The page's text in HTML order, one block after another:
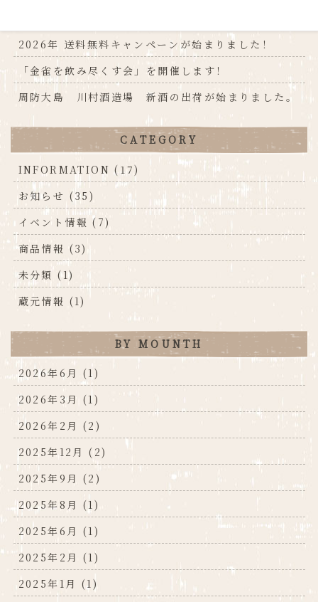
2026年 送料無料キャンペーンが始まりました！
「金雀を飲み尽くす会」を開催します！
周防大島 川村酒造場 新酒の出荷が始まりました。
CATEGORY
INFORMATION (17)
お知らせ (35)
イベント情報 (7)
商品情報 (3)
未分類 (1)
蔵元情報 (1)
BY MOUNTH
2026年6月 (1)
2026年3月 (1)
2026年2月 (2)
2025年12月 (2)
2025年9月 (2)
2025年8月 (1)
2025年6月 (1)
2025年2月 (1)
2025年1月 (1)